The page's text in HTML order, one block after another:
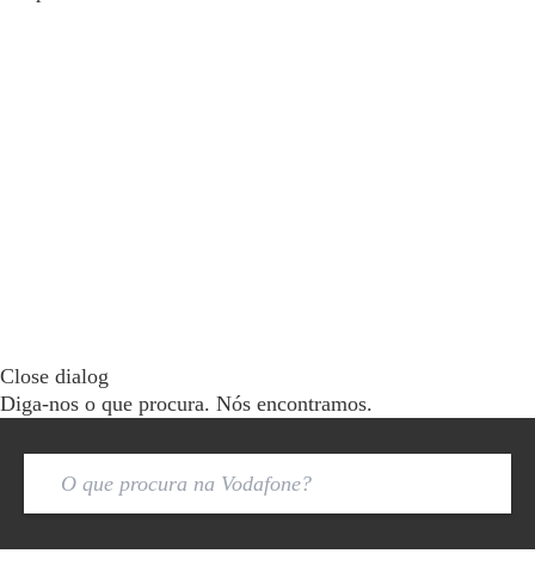
Close dialog
Diga-nos o que procura. Nós encontramos.